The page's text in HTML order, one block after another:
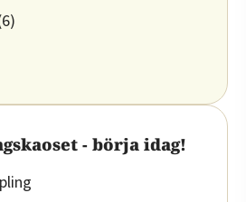
- börja idag!